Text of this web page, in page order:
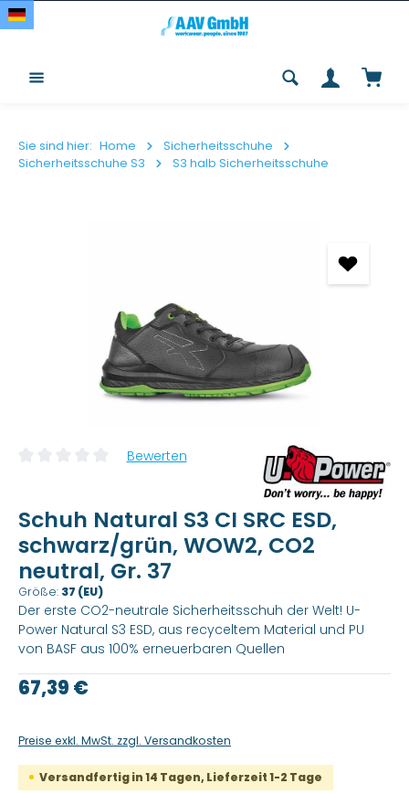
Zum Hauptinhalt springen
Sie sind hier: Home
Sicherheitsschuhe
Sicherheitsschuhe S3
S3 halb Sicherheitsschuhe
Durchschnittliche Bewertung von 0 von 5 Sternen
Bewerten
Schuh Natural S3 CI SRC ESD,
schwarz/grün, WOW2, CO2
neutral, Gr. 37
Größe: 37 (EU)
Der erste CO2-neutrale Sicherheitsschuh der Welt! U-
Power Natural S3 ESD, aus recyceltem Material und PU
von BASF aus 100% erneuerbaren Quellen
Regulärer Preis:
67,39 €
Preise exkl. MwSt. zzgl. Versandkosten
Versandfertig in 14 Tagen, Lieferzeit 1-2 Tage